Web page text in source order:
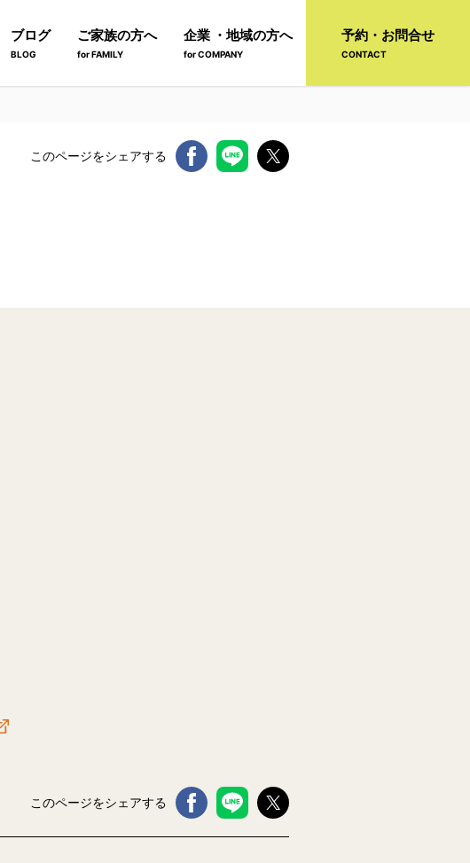
ブログ
BLOG
ご家族の方へ
for FAMILY
企業 ・地域の方へ
for COMPANY
予約・お問合せ
CONTACT
このページをシェアする
このページをシェアする